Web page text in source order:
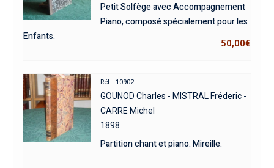
Petit Solfège avec Accompagnement
Piano, composé spécialement pour les
Enfants.
50,00€
Réf : 10902
GOUNOD Charles - MISTRAL Fréderic -
CARRE Michel
1898
Partition chant et piano. Mireille.